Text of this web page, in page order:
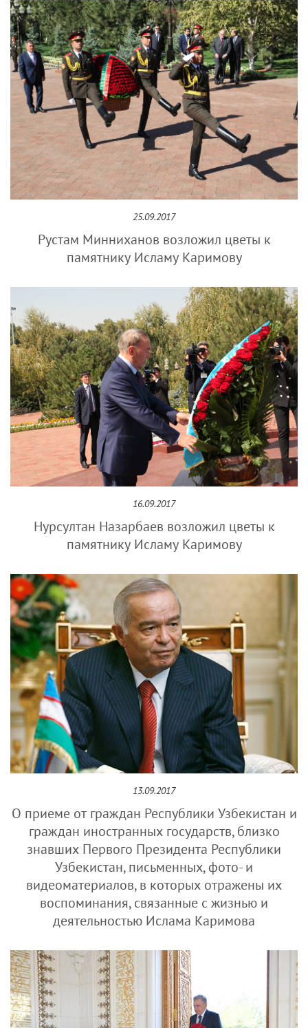
25.09.2017
Рустам Минниханов возложил цветы к
памятнику Исламу Каримову
16.09.2017
Нурсултан Назарбаев возложил цветы к
памятнику Исламу Каримову
13.09.2017
О приеме от граждан Республики Узбекистан и
граждан иностранных государств, близко
знавших Первого Президента Республики
Узбекистан, письменных, фото- и
видеоматериалов, в которых отражены их
воспоминания, связанные с жизнью и
деятельностью Ислама Каримова